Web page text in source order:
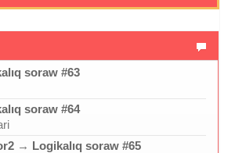
soraw #63
soraw #64
→ Logikalıq soraw #65